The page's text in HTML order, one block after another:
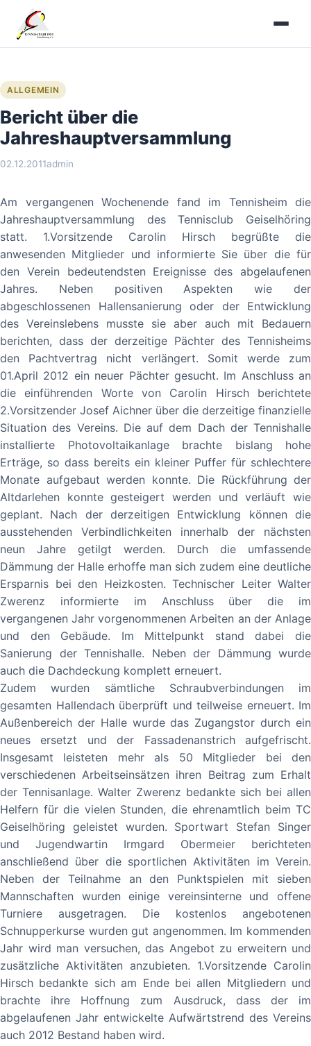
Inhalt
springen
ALLGEMEIN
Bericht über die
Jahreshauptversammlung
02.12.2011admin
Am vergangenen Wochenende fand im Tennisheim die
Jahreshauptversammlung des Tennisclub Geiselhöring
statt. 1.Vorsitzende Carolin Hirsch begrüßte die
anwesenden Mitglieder und informierte Sie über die für
den Verein bedeutendsten Ereignisse des abgelaufenen
Jahres. Neben positiven Aspekten wie der
abgeschlossenen Hallensanierung oder der Entwicklung
des Vereinslebens musste sie aber auch mit Bedauern
berichten, dass der derzeitige Pächter des Tennisheims
den Pachtvertrag nicht verlängert. Somit werde zum
01.April 2012 ein neuer Pächter gesucht. Im Anschluss an
die einführenden Worte von Carolin Hirsch berichtete
2.Vorsitzender Josef Aichner über die derzeitige finanzielle
Situation des Vereins. Die auf dem Dach der Tennishalle
installierte Photovoltaikanlage brachte bislang hohe
Erträge, so dass bereits ein kleiner Puffer für schlechtere
Monate aufgebaut werden konnte. Die Rückführung der
Altdarlehen konnte gesteigert werden und verläuft wie
geplant. Nach der derzeitigen Entwicklung können die
ausstehenden Verbindlichkeiten innerhalb der nächsten
neun Jahre getilgt werden. Durch die umfassende
Dämmung der Halle erhoffe man sich zudem eine deutliche
Ersparnis bei den Heizkosten. Technischer Leiter Walter
Zwerenz informierte im Anschluss über die im
vergangenen Jahr vorgenommenen Arbeiten an der Anlage
und den Gebäude. Im Mittelpunkt stand dabei die
Sanierung der Tennishalle. Neben der Dämmung wurde
auch die Dachdeckung komplett erneuert.
Zudem wurden sämtliche Schraubverbindungen im
gesamten Hallendach überprüft und teilweise erneuert. Im
Außenbereich der Halle wurde das Zugangstor durch ein
neues ersetzt und der Fassadenanstrich aufgefrischt.
Insgesamt leisteten mehr als 50 Mitglieder bei den
verschiedenen Arbeitseinsätzen ihren Beitrag zum Erhalt
der Tennisanlage. Walter Zwerenz bedankte sich bei allen
Helfern für die vielen Stunden, die ehrenamtlich beim TC
Geiselhöring geleistet wurden. Sportwart Stefan Singer
und Jugendwartin Irmgard Obermeier berichteten
anschließend über die sportlichen Aktivitäten im Verein.
Neben der Teilnahme an den Punktspielen mit sieben
Mannschaften wurden einige vereinsinterne und offene
Turniere ausgetragen. Die kostenlos angebotenen
Schnupperkurse wurden gut angenommen. Im kommenden
Jahr wird man versuchen, das Angebot zu erweitern und
zusätzliche Aktivitäten anzubieten. 1.Vorsitzende Carolin
Hirsch bedankte sich am Ende bei allen Mitgliedern und
brachte ihre Hoffnung zum Ausdruck, dass der im
abgelaufenen Jahr entwickelte Aufwärtstrend des Vereins
auch 2012 Bestand haben wird.